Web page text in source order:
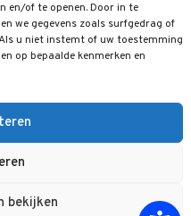
en/of te openen. Door in te
we gegevens zoals surfgedrag of
u niet instemt of uw toestemming
op bepaalde kenmerken en
bekijken
Vermeldingen